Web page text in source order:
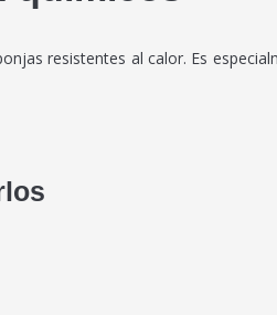
resistentes al calor. Es